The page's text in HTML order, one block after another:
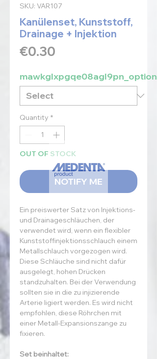
SKU: VAR107
Kanülenset, Kunststoff,
Drainage + Injektion
€0.30
mawkglxpgqe08agl9pn_option
Quantity *
OUT OF STOCK
NOTIFY ME
Ein preiswerter Satz von Injektions-
und Drainageschläuchen, der
verwendet wird, wenn ein flexibler
Kunststoffinjektionsschlauch einem
Metallschlauch vorgezogen wird.
Diese Schläuche sind nicht dafür
ausgelegt, hohen Drücken
standzuhalten. Bei der Verwendung
sollten sie in die zu injizierende
Arterie ligiert werden. Es wird nicht
empfohlen, diese Röhrchen mit
einer Metall-Expansionszange zu
fixieren.
Set beinhaltet: